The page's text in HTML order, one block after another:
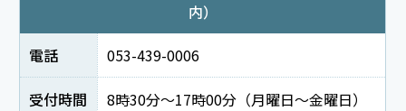
内）
電話
053-439-0006
受付時間 8時30分～17時00分（月曜日～金曜日）